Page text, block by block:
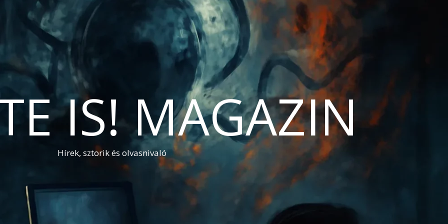
IS! MAGAZIN
Hírek, sztorik és olvasnivaló